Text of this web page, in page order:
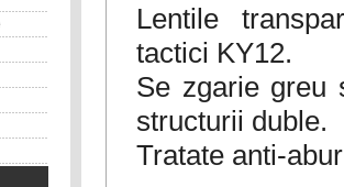
Lentile
tactici KY12.
Se zgarie greu
structurii duble.
Tratate anti-